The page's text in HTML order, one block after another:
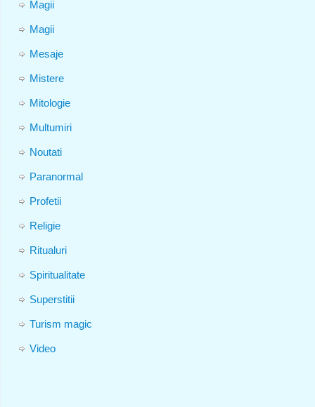
Magii
Magii
Mesaje
Mistere
Mitologie
Multumiri
Noutati
Paranormal
Profetii
Religie
Ritualuri
Spiritualitate
Superstitii
Turism magic
Video